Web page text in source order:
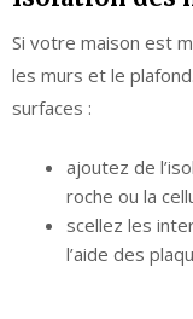
Si votre maison est
les murs et le
surfaces :
ajoutez de
roche ou la
scellez les
l’aide des